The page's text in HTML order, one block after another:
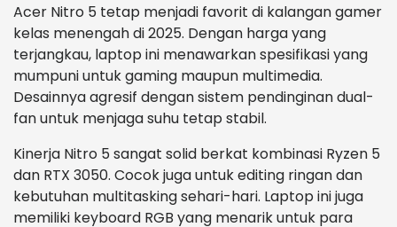
Acer Nitro 5 tetap menjadi favorit di kalangan gamer
kelas menengah di 2025. Dengan harga yang
terjangkau, laptop ini menawarkan spesifikasi yang
mumpuni untuk gaming maupun multimedia.
Desainnya agresif dengan sistem pendinginan dual-
fan untuk menjaga suhu tetap stabil.
Kinerja Nitro 5 sangat solid berkat kombinasi Ryzen 5
dan RTX 3050. Cocok juga untuk editing ringan dan
kebutuhan multitasking sehari-hari. Laptop ini juga
memiliki keyboard RGB yang menarik untuk para